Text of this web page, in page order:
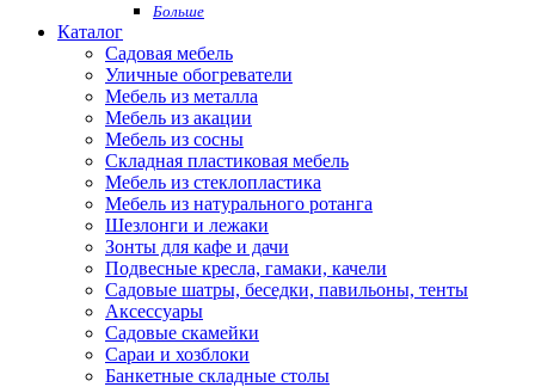
Больше
Каталог
Садовая мебель
Уличные обогреватели
Мебель из металла
Мебель из акации
Мебель из сосны
Складная пластиковая мебель
Мебель из стеклопластика
Мебель из натурального ротанга
Шезлонги и лежаки
Зонты для кафе и дачи
Подвесные кресла, гамаки, качели
Садовые шатры, беседки, павильоны, тенты
Аксессуары
Садовые скамейки
Сараи и хозблоки
Банкетные складные столы